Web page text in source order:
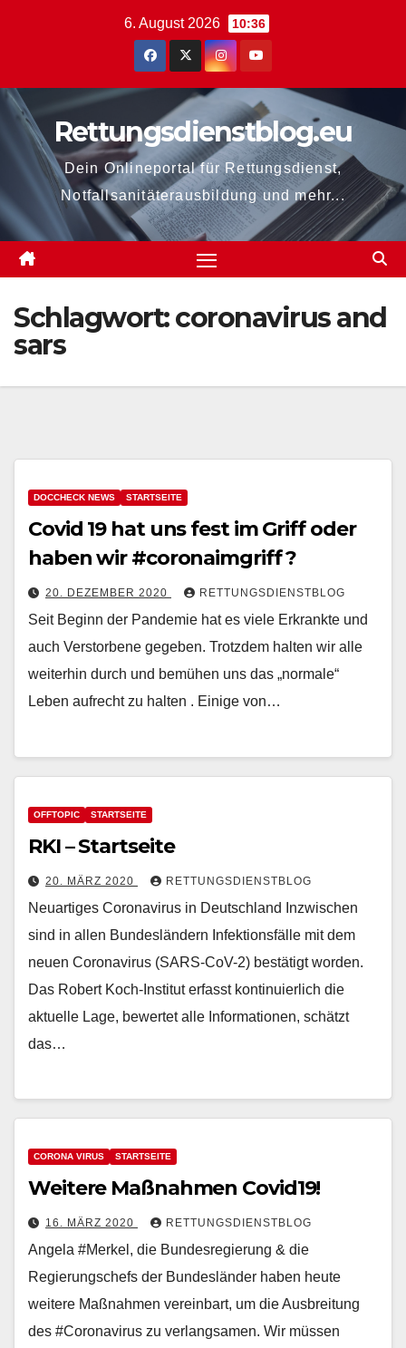
6. August 2026 10:36
Rettungsdienstblog.eu
Dein Onlineportal für Rettungsdienst,
Notfallsanitäterausbildung und mehr...
Schlagwort:coronavirus and
sars
DOCCHECK NEWS STARTSEITE
Covid 19 hat uns fest im Griff oder
haben wir #coronaimgriff ?
20. DEZEMBER 2020 RETTUNGSDIENSTBLOG
Seit Beginn der Pandemie hat es viele Erkrankte und
auch Verstorbene gegeben. Trotzdem halten wir alle
weiterhin durch und bemühen uns das „normale“
Leben aufrecht zu halten . Einige von…
OFFTOPIC STARTSEITE
RKI – Startseite
20. MÄRZ 2020 RETTUNGSDIENSTBLOG
Neuartiges Coronavirus in Deutschland Inzwischen
sind in allen Bundesländern Infektionsfälle mit dem
neuen Coronavirus (SARS-CoV-2) bestätigt worden.
Das Robert Koch-Institut erfasst kontinuierlich die
aktuelle Lage, bewertet alle Informationen, schätzt
das…
CORONA VIRUS STARTSEITE
Weitere Maßnahmen Covid19!
16. MÄRZ 2020 RETTUNGSDIENSTBLOG
Angela #Merkel, die Bundesregierung & die
Regierungschefs der Bundesländer haben heute
weitere Maßnahmen vereinbart, um die Ausbreitung
des #Coronavirus zu verlangsamen. Wir müssen